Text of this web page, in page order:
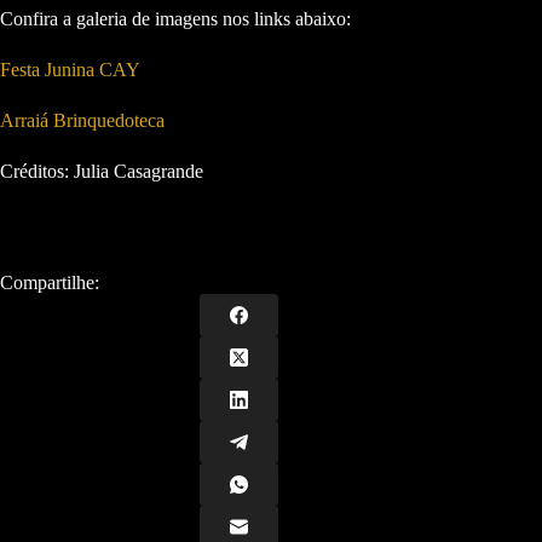
Confira a galeria de imagens nos links abaixo:
Festa Junina CAY
Arraiá Brinquedoteca
Créditos: Julia Casagrande
Compartilhe: